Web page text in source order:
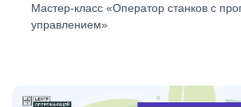
Мастер-класс «Оператор станков с
управлением»